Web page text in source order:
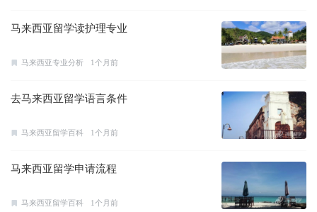
马来西亚留学读护理专业
马来西亚专业分析 1个月前
去马来西亚留学语言条件
马来西亚留学百科 1个月前
马来西亚留学申请流程
马来西亚留学百科 1个月前